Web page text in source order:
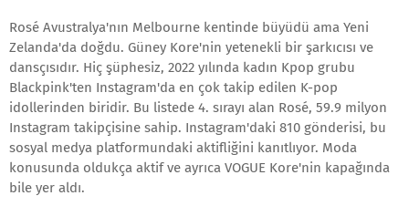
Rosé Avustralya'nın Melbourne kentinde büyüdü ama Yeni
Zelanda'da doğdu. Güney Kore'nin yetenekli bir şarkıcısı ve
dansçısıdır. Hiç şüphesiz, 2022 yılında kadın Kpop grubu
Blackpink'ten Instagram'da en çok takip edilen K-pop
idollerinden biridir. Bu listede 4. sırayı alan Rosé, 59.9 milyon
Instagram takipçisine sahip. Instagram'daki 810 gönderisi, bu
sosyal medya platformundaki aktifliğini kanıtlıyor. Moda
konusunda oldukça aktif ve ayrıca VOGUE Kore'nin kapağında
bile yer aldı.